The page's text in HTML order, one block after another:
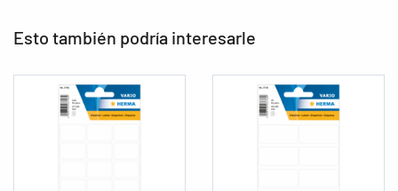
Esto también podría interesarle